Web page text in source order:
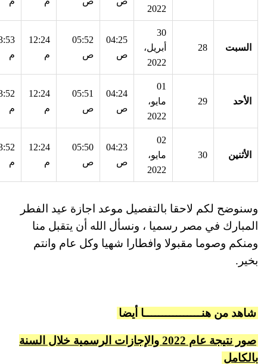
2022
السبت 28
30
أبريل،
2022
04:25
ص
05:52
ص
12:24
م
م
الأحد 29
01
مايو،
2022
04:24
ص
05:51
ص
12:24
م
م
الأثنين 30
02
مايو،
2022
04:23
ص
05:50
ص
12:24
م
م
وسنوضح لكم لاحقا بالتفصيل موعد اجازة عيد الفطر
المبارك في مصر رسميا ، ونسأل الله أن يتقبل منا
ومنكم وصوما مقبولا وافطارا شهيا وكل عام وانتم
بخير.
شاهد من هنــــــــــــــــا أيضا
صور نتيجة عام 2022 والإجازات الرسمية خلال السنة
بالكامل